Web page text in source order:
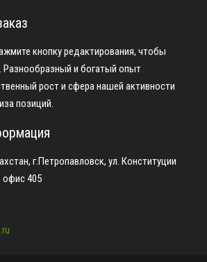
кнопку редактирования, чтобы
Разнообразный и богатый опыт
рост и сфера нашей активности
позиций.
г.Петропавловск, ул. Конституции
офис 405